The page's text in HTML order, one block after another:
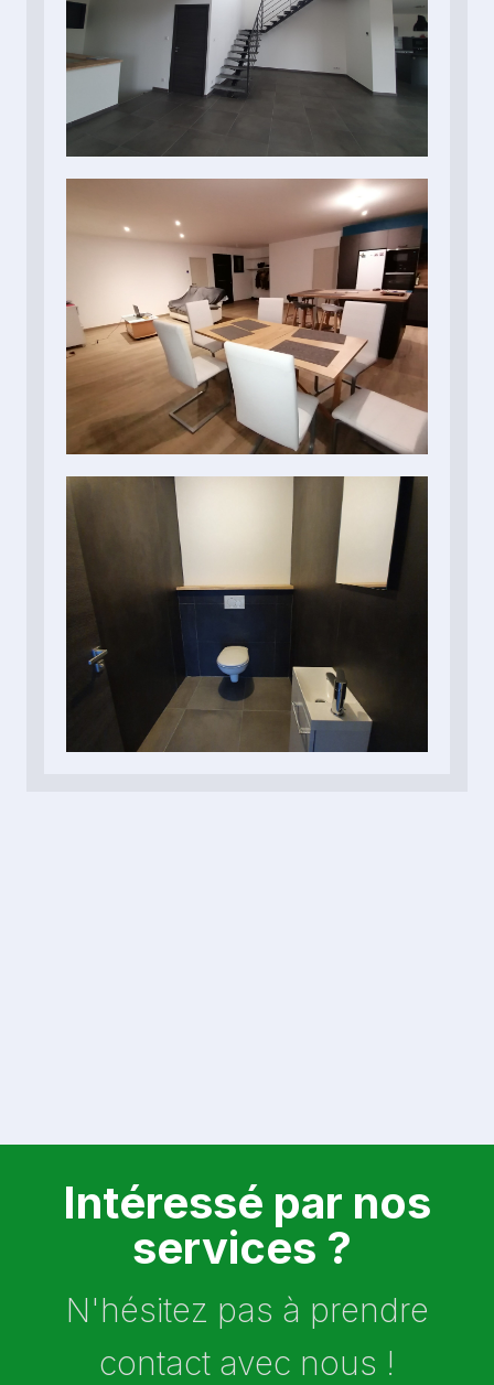
Intéressé par nos
services ?
N'hésitez pas à prendre
contact avec nous !